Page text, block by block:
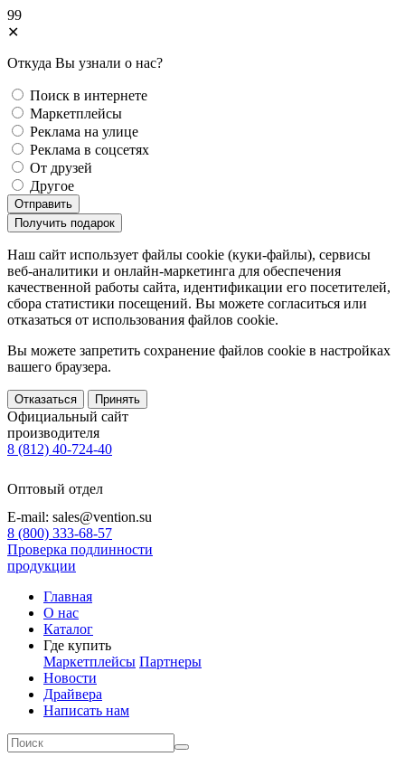
99
✕
Откуда Вы узнали о нас?
Поиск в интернете
Маркетплейсы
Реклама на улице
Реклама в соцсетях
От друзей
Другое
Отправить
Получить подарок
Наш сайт использует файлы cookie (куки-файлы), сервисы
веб-аналитики и онлайн-маркетинга для обеспечения
качественной работы сайта, идентификации его посетителей,
сбора статистики посещений. Вы можете согласиться или
отказаться от использования файлов сookie.
Вы можете запретить сохранение файлов сookie в настройках
вашего браузера.
Отказаться Принять
Официальный сайт
производителя
8 (812) 40-724-40
Оптовый отдел
E-mail: sales@vention.su
8 (800) 333-68-57
Проверка подлинности
продукции
Главная
О нас
Каталог
Где купить
Маркетплейсы Партнеры
Новости
Драйвера
Написать нам